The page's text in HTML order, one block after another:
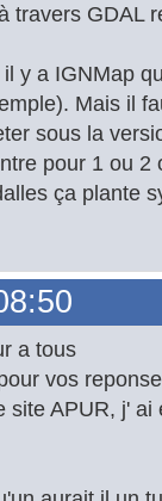
travers GDAL
il y a IGNMap
Mais il
sous la
pour 1 ou 2
ça plante
a tous
vos
site APUR, j'